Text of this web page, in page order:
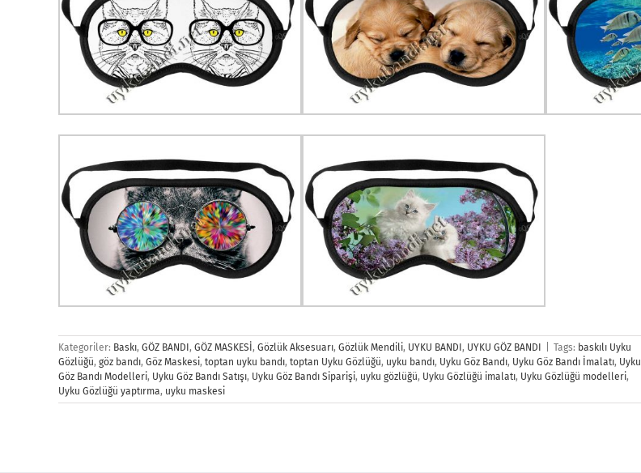
Kategoriler: Baskı, GÖZ BANDI, GÖZ MASKESİ, Gözlük Aksesuarı, Gözlük Mendili, UYKU BANDI, UYKU GÖZ BANDI Tags: baskılı Uyku
Gözlüğü, göz bandı, Göz Maskesi, toptan uyku bandı, toptan Uyku Gözlüğü, uyku bandı, Uyku Göz Bandı, Uyku Göz Bandı İmalatı, Uyku
Göz Bandı Modelleri, Uyku Göz Bandı Satışı, Uyku Göz Bandı Siparişi, uyku gözlüğü, Uyku Gözlüğü imalatı, Uyku Gözlüğü modelleri,
Uyku Gözlüğü yaptırma, uyku maskesi